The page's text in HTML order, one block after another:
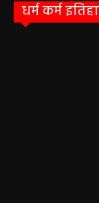
धर्म कर्म